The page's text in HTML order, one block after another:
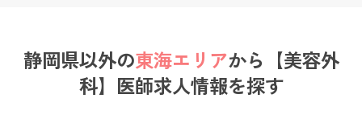
静岡県以外の東海エリアから 【美容外
科】医師求人情報を探す